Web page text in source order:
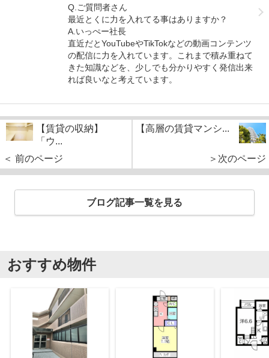
Q.ご質問者さん
最近とくに力を入れてる事はありますか？
A.いっぺー社長
直近だとYouTubeやTikTokなどの動画コンテンツ
の配信に力を入れています。これまで積み重ねて
きた知識などを、少しでも分かりやすく発信出来
れば良いなと考えています。
【賃貸の収納】
「ウ...
＜ 前のページ
【高層の賃貸マンシ...
＞次のページ
ブログ記事一覧を見る
おすすめ物件